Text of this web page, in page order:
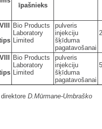
īpašnieks
Bio Products
Laboratory
Limited
pulveris
injekciju
šķīduma
pagatavošanai
Bio Products
Laboratory
Limited
pulveris
injekciju
šķīduma
pagatavošanai
D.Mūrmane-Umbraško